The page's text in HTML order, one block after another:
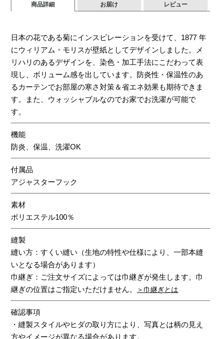
商品詳細
日本の花である菊にインスピレーションを受けて、1877 年
にウィリアム・モリスが壁紙としてデザインしました。メ
リハリのあるデザインを、染色・加工手法にこだわって表
現し、ボリューム感を出しています。防炎性・保温性のあ
るカーテンでお部屋の寒さ対策＆省エネ効果も期待できま
す。また、ウォッシャブルなのでお家でお洗濯が可能で
す。
機能
防炎、保温、洗濯OK
付属品
アジャスターフック
素材
ポリエステル100％
縫製
縫い方：すくい縫い（生地の特性や仕様により、一部本縫
いとなる場合があります）
巾継ぎ：ご注文サイズによっては巾継ぎが発生します。巾
継ぎの位置はご指定いただけません。
＞巾継ぎとは
確認事項
・縫製スタイルやヒダの取り方により、写真とは柄の見え
方やイメージが異なる場合があります。
お届け レビュー